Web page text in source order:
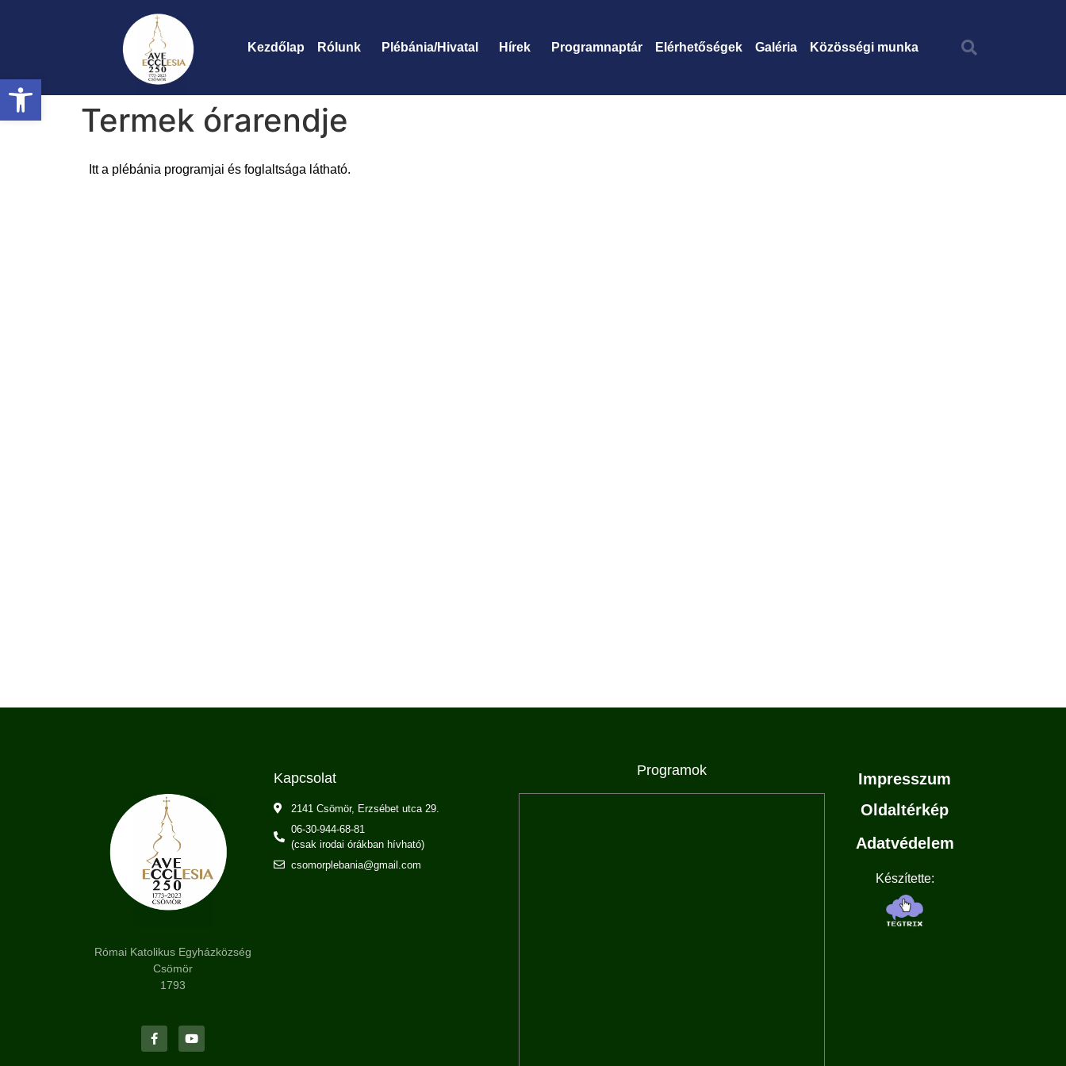
Eszköztár megnyitása
Kezdőlap Rólunk Plébánia/Hivatal Hírek Programnaptár Elérhetőségek Galéria Közösségi munka
Termek órarendje
Itt a plébánia programjai és foglaltsága látható.
Római Katolikus Egyházközség
Csömör
1793
Kapcsolat
2141 Csömör, Erzsébet utca 29.
06-30-944-68-81
(csak irodai órákban hívható)
csomorplebania@gmail.com
Programok
Impresszum
Oldaltérkép
Adatvédelem
Készítette: